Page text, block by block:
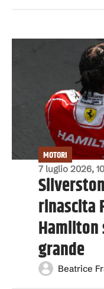
7 luglio 2026,
MOTORI
rinascita
Hamilton
grande
Beatrice